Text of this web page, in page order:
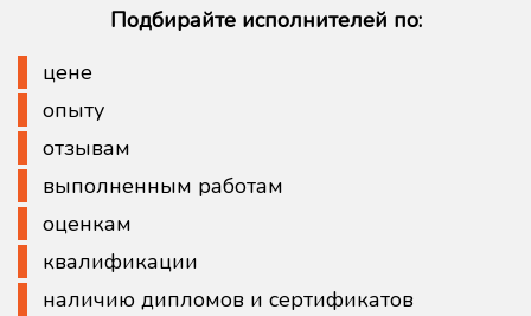
Подбирайте исполнителей по:
цене
опыту
отзывам
выполненным работам
оценкам
квалификации
наличию дипломов и сертификатов